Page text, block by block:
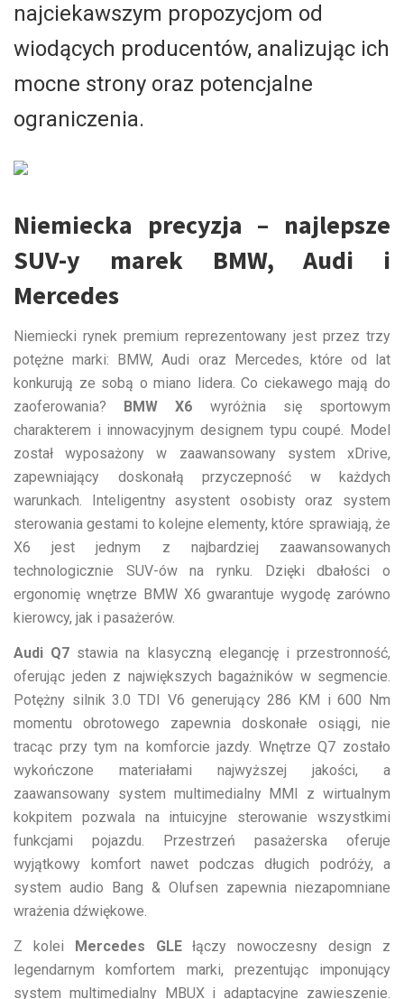
najciekawszym propozycjom od
wiodących producentów, analizując ich
mocne strony oraz potencjalne
ograniczenia.
Niemiecka precyzja – najlepsze
SUV-y marek BMW, Audi i
Mercedes
Niemiecki rynek premium reprezentowany jest przez trzy
potężne marki: BMW, Audi oraz Mercedes, które od lat
konkurują ze sobą o miano lidera. Co ciekawego mają do
zaoferowania? BMW X6 wyróżnia się sportowym
charakterem i innowacyjnym designem typu coupé. Model
został wyposażony w zaawansowany system xDrive,
zapewniający doskonałą przyczepność w każdych
warunkach. Inteligentny asystent osobisty oraz system
sterowania gestami to kolejne elementy, które sprawiają, że
X6 jest jednym z najbardziej zaawansowanych
technologicznie SUV-ów na rynku. Dzięki dbałości o
ergonomię wnętrze BMW X6 gwarantuje wygodę zarówno
kierowcy, jak i pasażerów.
Audi Q7 stawia na klasyczną elegancję i przestronność,
oferując jeden z największych bagażników w segmencie.
Potężny silnik 3.0 TDI V6 generujący 286 KM i 600 Nm
momentu obrotowego zapewnia doskonałe osiągi, nie
tracąc przy tym na komforcie jazdy. Wnętrze Q7 zostało
wykończone materiałami najwyższej jakości, a
zaawansowany system multimedialny MMI z wirtualnym
kokpitem pozwala na intuicyjne sterowanie wszystkimi
funkcjami pojazdu. Przestrzeń pasażerska oferuje
wyjątkowy komfort nawet podczas długich podróży, a
system audio Bang & Olufsen zapewnia niezapomniane
wrażenia dźwiękowe.
Z kolei Mercedes GLEłączy nowoczesny design z
legendarnym komfortem marki, prezentując imponujący
system multimedialny MBUX i adaptacyjne zawieszenie.